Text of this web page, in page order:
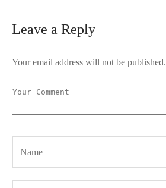
Leave a Reply
Your email address will not be published.